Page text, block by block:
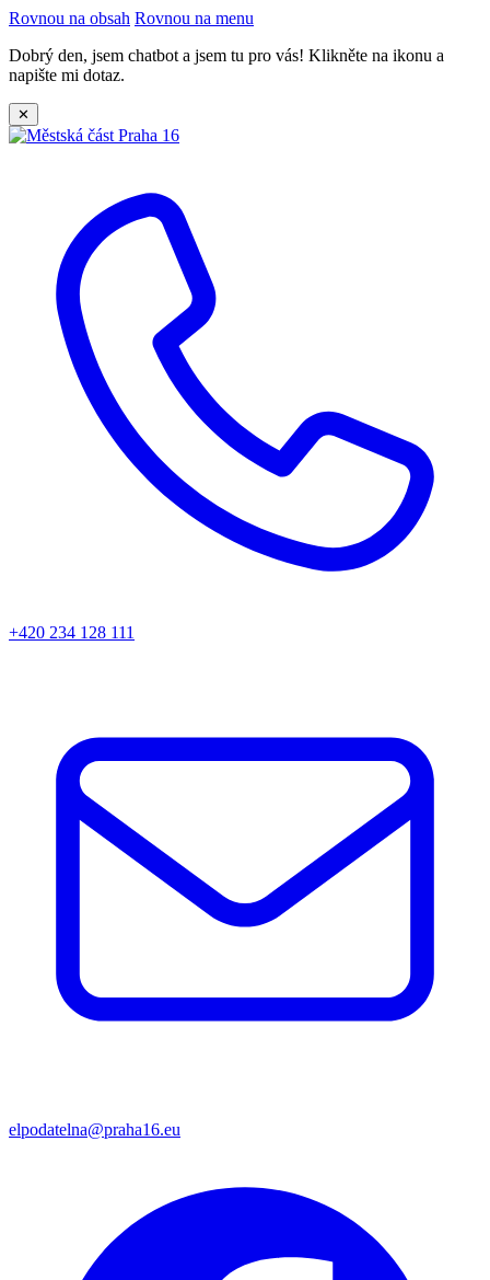
Rovnou na obsah Rovnou na menu
Dobrý den, jsem chatbot a jsem tu pro vás! Klikněte na ikonu a
napište mi dotaz.
✕
+420 234 128 111
elpodatelna@praha16.eu